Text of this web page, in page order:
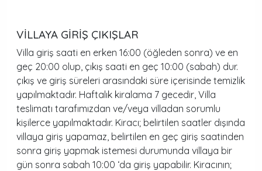
VİLLAYA GİRİŞ ÇIKIŞLAR
Villa giriş saati en erken 16:00 (öğleden sonra) ve en
geç 20:00 olup, çıkış saati en geç 10:00 (sabah) dur.
çıkış ve giriş süreleri arasındaki süre içerisinde temizlik
yapılmaktadır. Haftalık kiralama 7 gecedir, Villa
teslimatı tarafımızdan ve/veya villadan sorumlu
kişilerce yapılmaktadır. Kiracı; belirtilen saatler dışında
villaya giriş yapamaz, belirtilen en geç giriş saatinden
sonra giriş yapmak istemesi durumunda villaya bir
gün sonra sabah 10:00 ‘da giriş yapabilir. Kiracının;